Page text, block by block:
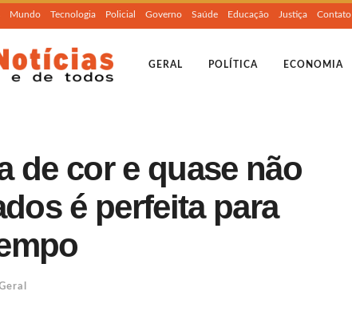
Mundo Tecnologia Policial Governo Saúde Educação Justiça Contato
GERAL POLÍTICA ECONOMIA
de cor e quase não
é perfeita para